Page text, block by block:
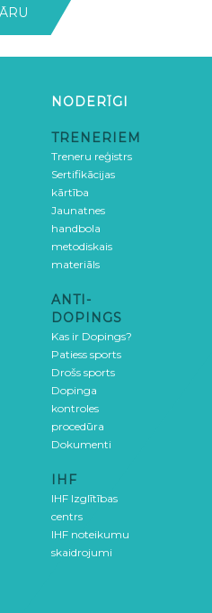
NODERĪGI
TRENERIEM
Treneru reģistrs
Sertifikācijas
kārtība
Jaunatnes
handbola
metodiskais
materiāls
ANTI-
DOPINGS
Kas ir Dopings?
Patiess sports
Drošs sports
Dopinga
kontroles
procedūra
Dokumenti
IHF
IHF Izglītības
centrs
IHF noteikumu
skaidrojumi